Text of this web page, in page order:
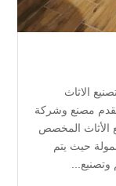
الاثاث
يقدم مصنع وشركة
الأثاث المخصص
حيث يتم
وتصنيع...